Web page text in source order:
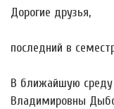
Дорогие друзья,
последний в
В ближайшую среду
Владимировны